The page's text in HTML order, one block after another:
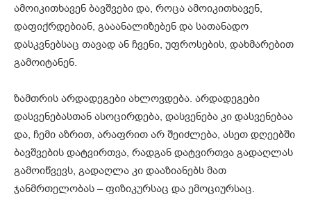
ამოიკითხავენ ბავშვები და, როცა ამოიკითხავენ,
დაფიქრდებიან, გააანალიზებენ და სათანადო
დასკვნებსაც თავად ან ჩვენი, უფროსების, დახმარებით
გამოიტანენ.
ზამთრის არდადეგები ახლოვდება. არდადეგები
დასვენებასთან ასოცირდება, დასვენება კი დასვენებაა
და, ჩემი აზრით, არაფრით არ შეიძლება, ასეთ დღეებში
ბავშვების დატვირთვა, რადგან დატვირთვა გადაღლას
გამოიწვევს, გადაღლა კი დააზიანებს მათ
ჯანმრთელობას – ფიზიკურსაც და ემოციურსაც.